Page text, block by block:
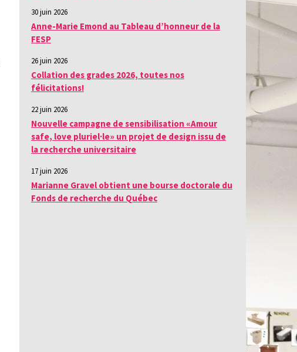
30 juin 2026
Anne-Marie Emond au Tableau d’honneur de la
FESP
26 juin 2026
Collation des grades 2026, toutes nos
félicitations!
22 juin 2026
Nouvelle campagne de sensibilisation «Amour
safe, love pluriel·le» un projet de design issu de
la recherche universitaire
17 juin 2026
Marianne Gravel obtient une bourse doctorale du
Fonds de recherche du Québec